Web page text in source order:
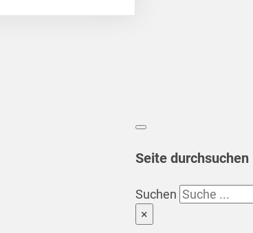
Seite durchsuchen
Suchen
×